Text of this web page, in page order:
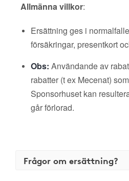
Allmänna villkor:
Ersättning ges i
försäkringar, presentkort
Obs: Användande av
rabatter (t ex Mecenat)
Sponsorhuset kan
går förlorad.
Frågor om ersättning?